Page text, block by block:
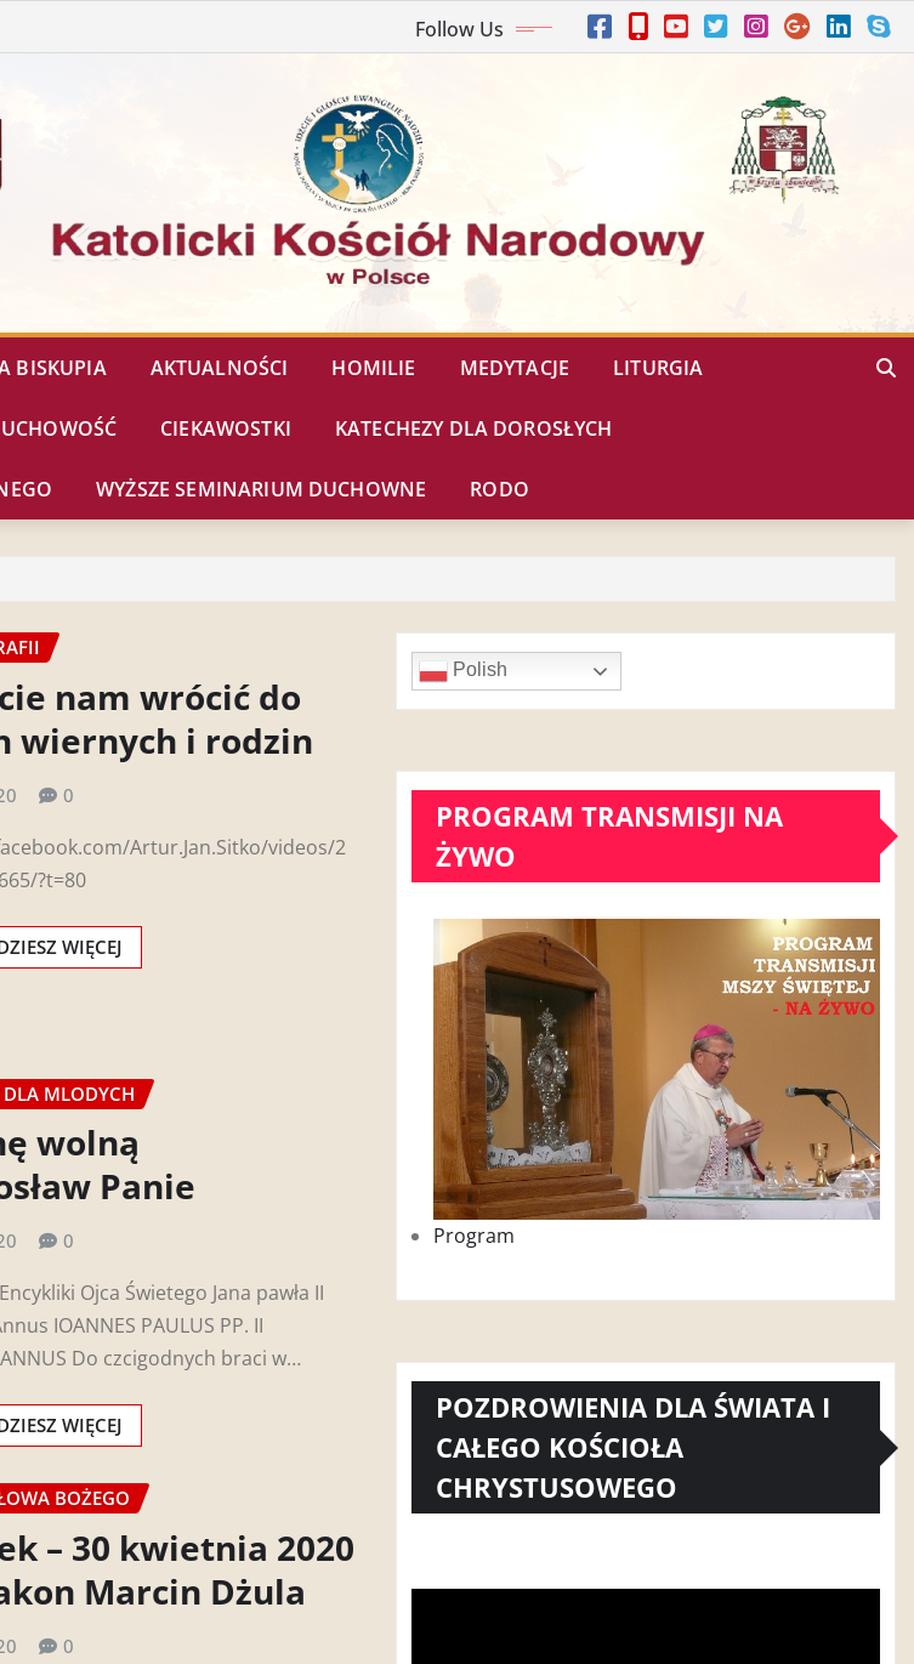
Follow Us
BISKUPIA AKTUALNOŚCI HOMILIE MEDYTACJE LITURGIA
CIEKAWOSTKI KATECHEZY DLA DOROSŁYCH
WYŻSZE SEMINARIUM DUCHOWNE RODO
nam wrócić do
wiernych i rodzin
0
Artur.Jan.Sitko/videos/2
?t=80
WIĘCEJ
DLA MLODYCH
wolną
Panie
0
Ojca Świetego Jana pawła II
IOANNES PAULUS PP. II
ANNUS Do czcigodnych braci w…
WIĘCEJ
BOŻEGO
– 30 kwietnia 2020
Marcin Dżula
0
Polish
PROGRAM TRANSMISJI NA
ŻYWO
Program
POZDROWIENIA DLA ŚWIATA I
CAŁEGO KOŚCIOŁA
CHRYSTUSOWEGO